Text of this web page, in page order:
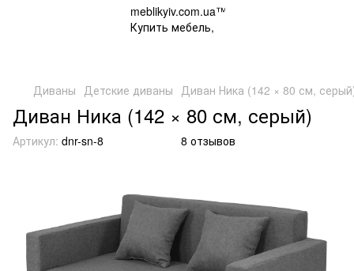
Диваны Детские диваны Диван Ника (142 × 80 см,
Диван Ника (142 × 80 см, серый)
Артикул: dnr-sn-8 8 отзывов